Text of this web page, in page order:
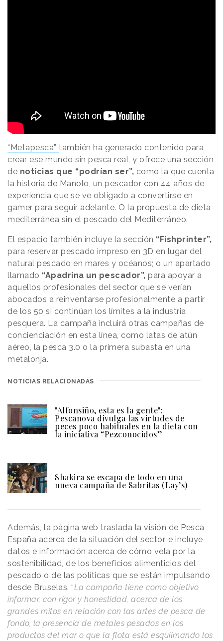
“Metapesca” también ha generado contenido para
crear ese mundo sin pesca real, y ofrece una sección
de noticias que “podrían ser”, como la que cuenta
la historia de Manolo, un pescador con 44 años de
experiencia que se ve obligado a convertirse en
gamer para seguir adelante. O la propuesta de dieta
mediterránea sin el pescado del Mediterráneo.
El espacio también incluye la sección “Fishprinter”,
para reservar pescado impreso en 3D en lugar del
natural pescado en mares y océanos; o un apartado
llamado “Apadrina un pescador”, para apoyar a
aquellos profesionales del sector que se verían
abocados a reinventarse profesionalmente a partir
de los 50 si continúan los límites a la industria
pesquera. La campaña incluirá otras campañas de
concienciación en esta línea, como latas de atún
aéreo, la pesca 3.0 o la primera subasta en una
metalonja.
NOTICIAS RELACIONADAS
"Alfonsiño, esta es la gente":
Pescanova divulga las virtudes de
peces poco habituales en la dieta con
la iniciativa “Pezconocidos”
Shakira se escapa de todo en una
nueva campaña de Sabritas (Lay’s)
Además, la página web traslada la visión de Pesca
España acerca de la situación del sector, e incluye
datos e información acerca de cómo vela por la
sostenibilidad, de los beneficios alimenticios del
pescado o de las políticas que se están impulsando
desde Bruselas. “La campaña tiene como objetivo
informar, con rigor y honestidad, acerca de los
grandes mitos en relación con las artes de pesca de
fondo, la presencia de metales pesados en los
productos del mar o que la flota está esquilmando los